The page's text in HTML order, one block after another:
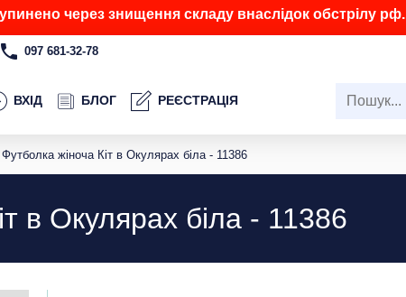
через знищення складу внаслідок обстрілу рф.
097 681-32-78
ВХІД БЛОГ РЕЄСТРАЦІЯ
Футболка жіноча Кіт в Окулярах біла - 11386
в Окулярах біла - 11386